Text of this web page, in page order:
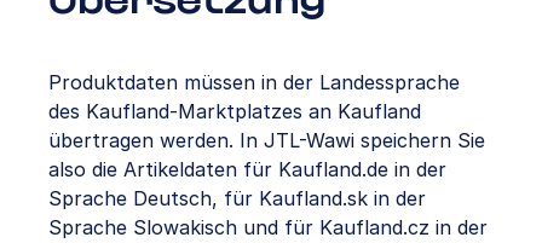
Produktdaten müssen in der Landessprache
des Kaufland-Marktplatzes an Kaufland
übertragen werden. In JTL-Wawi speichern Sie
also die Artikeldaten für Kaufland.de in der
Sprache Deutsch, für Kaufland.sk in der
Sprache Slowakisch und für Kaufland.cz in der